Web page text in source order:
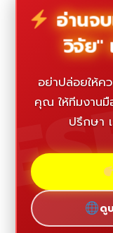
อ่านจ
วิจัย"
อย่าปล่อยให้ค
คุณ ให้ทีมงานมื
ปรึกษา
ดู